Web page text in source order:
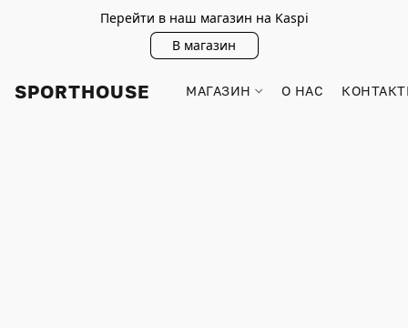
Перейти в наш магазин на Kaspi
В магазин
SPORTHOUSE МАГАЗИН О НАС